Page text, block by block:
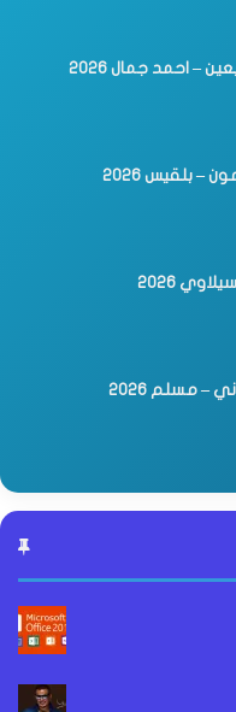
– احمد جمال 2026
– بلقيس 2026
2026
– مسلم 2026